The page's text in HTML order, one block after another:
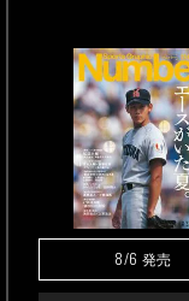
8/6 発売